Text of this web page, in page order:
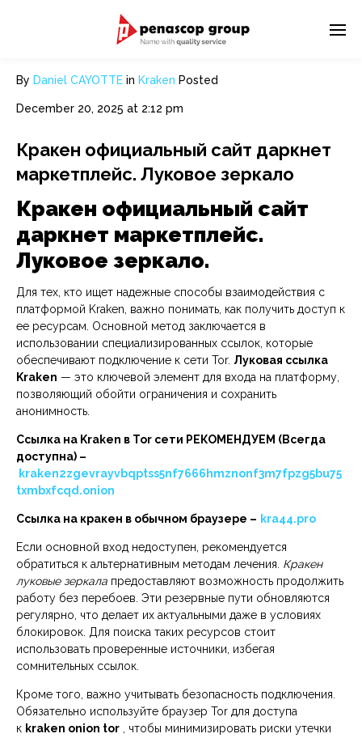
By Daniel CAYOTTE in Kraken Posted
December 20, 2025 at 2:12 pm
Кракен официальный сайт даркнет
маркетплейс. Луковое зеркало
Кракен официальный сайт
даркнет маркетплейс.
Луковое зеркало.
Для тех, кто ищет надежные способы взаимодействия с
платформой Kraken, важно понимать, как получить доступ к
ее ресурсам. Основной метод заключается в
использовании специализированных ссылок, которые
обеспечивают подключение к сети Tor. Луковая ссылка
Kraken — это ключевой элемент для входа на платформу,
позволяющий обойти ограничения и сохранить
анонимность.
Ссылка на Kraken в Tor сети РЕКОМЕНДУЕМ (Всегда
доступна) –
kraken2zgevrayvbqptss5nf7666hmznonf3m7fpzg5bu75
txmbxfcqd.onion
Ссылка на кракен в обычном браузере – kra44.pro
Если основной вход недоступен, рекомендуется
обратиться к альтернативным методам лечения. Кракен
луковые зеркала предоставляют возможность продолжить
работу без перебоев. Эти резервные пути обновляются
регулярно, что делает их актуальными даже в условиях
блокировок. Для поиска таких ресурсов стоит
использовать проверенные источники, избегая
сомнительных ссылок.
Кроме того, важно учитывать безопасность подключения.
Обязательно используйте браузер Tor для доступа
к kraken onion tor , чтобы минимизировать риски утечки